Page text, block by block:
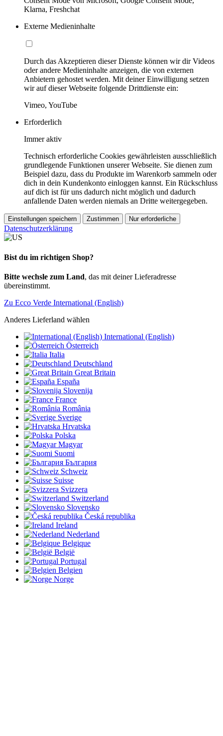
Klarna, Freshchat
Externe Medieninhalte
Durch das Akzeptieren dieser Dienste können wir dir Videos
oder andere Medieninhalte anzeigen, die von externen
Anbietern gehostet werden. Mit deiner Einwilligung setzen
wir auf dieser Webseite folgende Drittdienste ein:
Vimeo, YouTube
Erforderlich
Immer aktiv
Technisch erforderliche Cookies gewährleisten ausschließlich
grundlegende Funktionen unserer Webseite. Sie dienen zum
Beispiel dazu, dass du Produkte im Warenkorb sammeln oder
dich in dein Kundenkonto einloggen kannst. Ein Rückschluss
auf dich ist für uns dadurch nicht möglich und dadurch
anfallende Daten werden niemals an Dritte weitergegeben.
Einstellungen speichern Zustimmen Nur erforderliche
Datenschutzerklärung
Bist du im richtigen Shop?
Bitte wechsle zum Land, das mit deiner Lieferadresse
übereinstimmt.
Zu Ecco Verde International (English)
Anderes Lieferland wählen
International (English)
Österreich
Italia
Deutschland
Great Britain
España
Slovenija
France
România
Sverige
Hrvatska
Polska
Magyar
Suomi
България
Schweiz
Suisse
Svizzera
Switzerland
Slovensko
Česká republika
Ireland
Nederland
Belgique
België
Portugal
Belgien
Norge